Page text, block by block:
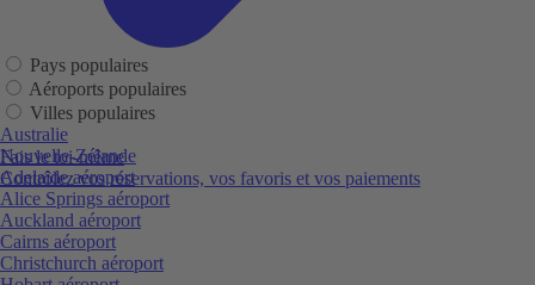
Fais le toi-même
Contrôlez vos réservations, vos favoris et vos paiements
Pays populaires
Aéroports populaires
Villes populaires
Australie
Nouvelle-Zélande
Adelaide aéroport
Alice Springs aéroport
Auckland aéroport
Cairns aéroport
Christchurch aéroport